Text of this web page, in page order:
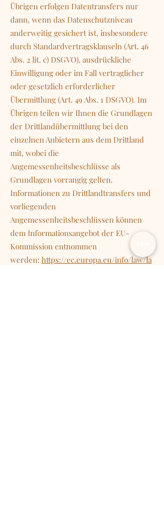
Übrigen erfolgen Datentransfers nur
dann, wenn das Datenschutzniveau
anderweitig gesichert ist, insbesondere
durch Standardvertragsklauseln (Art. 46
Abs. 2 lit. c) DSGVO), ausdrückliche
Einwilligung oder im Fall vertraglicher
oder gesetzlich erforderlicher
Übermittlung (Art. 49 Abs. 1 DSGVO). Im
Übrigen teilen wir Ihnen die Grundlagen
der Drittlandübermittlung bei den
einzelnen Anbietern aus dem Drittland
mit, wobei die
Angemessenheitsbeschlüsse als
Grundlagen vorrangig gelten.
Informationen zu Drittlandtransfers und
vorliegenden
Angemessenheitsbeschlüssen können
dem Informationsangebot der EU-
Kommission entnommen
werden: https://ec.europa.eu/info/law/la